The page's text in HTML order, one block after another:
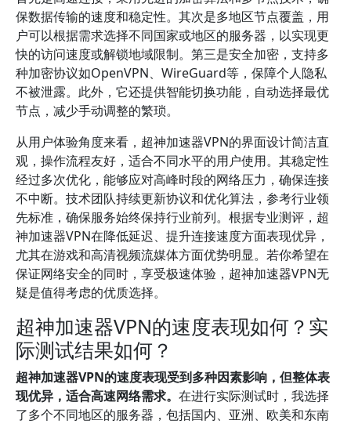
保数据传输的速度和稳定性。其次是多地区节点覆盖，用
户可以根据需求选择不同国家或地区的服务器，以实现更
快的访问速度或解锁地域限制。第三是安全加密，支持多
种加密协议如OpenVPN、WireGuard等，保障个人隐私
不被泄露。此外，它还提供智能切换功能，自动选择最优
节点，减少手动调整的繁琐。
从用户体验角度来看，超神加速器VPN的界面设计简洁直
观，操作流程友好，适合不同水平的用户使用。其稳定性
经过多次优化，能够应对高峰时段的网络压力，确保连接
不中断。技术团队持续更新协议和优化算法，参考行业领
先标准，确保服务始终保持行业前列。根据专业测评，超
神加速器VPN在降低延迟、提升连接速度方面表现优异，
尤其在游戏和高清视频流媒体方面优势明显。若你希望在
保证网络安全的同时，享受极速体验，超神加速器VPN无
疑是值得考虑的优质选择。
超神加速器VPN的速度表现如何？实
际测试结果如何？
超神加速器VPN的速度表现受到多种因素影响，但整体表
现优异，适合高速网络需求。 在进行实际测试时，我选择
了多个不同地区的服务器，包括国内、亚洲、欧美和东南